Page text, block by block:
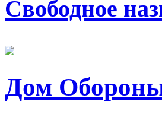
Свободное
Дом